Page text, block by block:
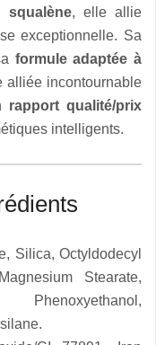
squalène, elle allie
exceptionnelle. Sa
formule adaptée à
alliée incontournable
rapport qualité/prix
intelligents.
Silica, Octyldodecyl
Stearate,